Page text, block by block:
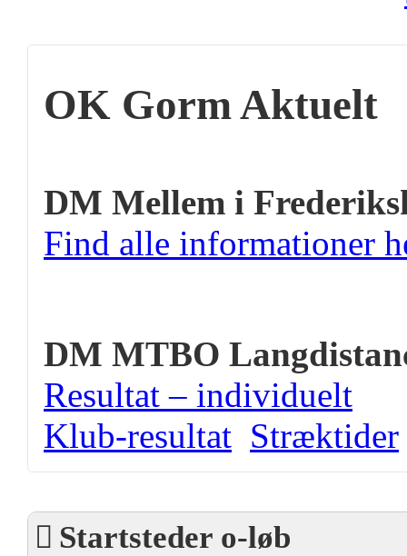
OK Gorm Aktuelt
DM Mellem i
Find alle informationer
DM MTBO
Resultat – individuelt
Klub-resultat Stræktider
Startsteder o-løb